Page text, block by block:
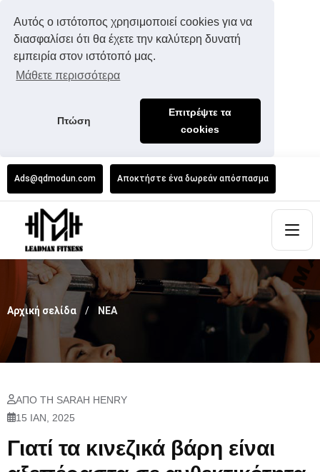
Αυτός ο ιστότοπος χρησιμοποιεί cookies για να
διασφαλίσει ότι θα έχετε την καλύτερη δυνατή
εμπειρία στον ιστότοπό μας.
Μάθετε περισσότερα
Πτώση
Επιτρέψτε τα
cookies
Ads@qdmodun.com Αποκτήστε ένα δωρεάν απόσπασμα
Αρχική σελίδα ΝΕΑ
ΑΠΌ ΤΗ SARAH HENRY
15 ΙΑΝ, 2025
Γιατί τα κινεζικά βάρη είναι